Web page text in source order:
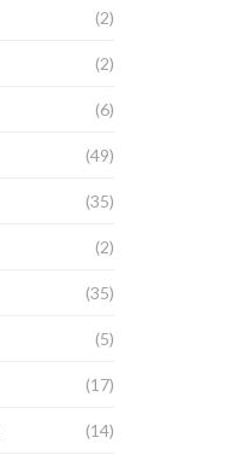
(2)
(2)
(6)
(49)
(35)
(2)
(35)
(5)
(17)
(14)